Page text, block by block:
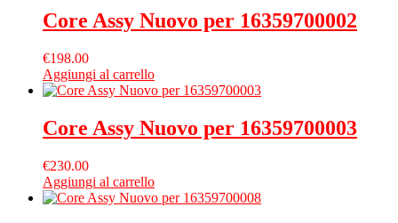
Core Assy Nuovo per 16359700002
€198.00
Aggiungi al carrello
Core Assy Nuovo per 16359700003
€230.00
Aggiungi al carrello